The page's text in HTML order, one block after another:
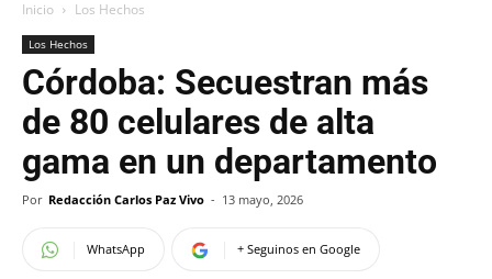
Inicio Los Hechos
Los Hechos
Córdoba: Secuestran más
de 80 celulares de alta
gama en un departamento
Por Redacción Carlos Paz Vivo - 13 mayo, 2026
WhatsApp + Seguinos en Google